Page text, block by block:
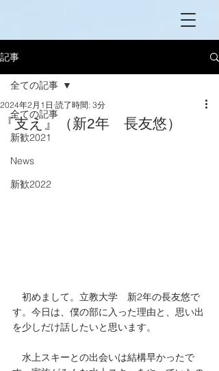
記事
全ての記事
新歓2021
News
新歓2022
全ての記事
『支え』（新2年 長友悠）
2024年2月1日 読了時間: 3分
初めまして。立教大学　新2年の長友悠で
す。今日は、僕の部に入った理由と、思い出
を少しだけ話したいと思います。
水上スキーとの出会いは結構早かったで